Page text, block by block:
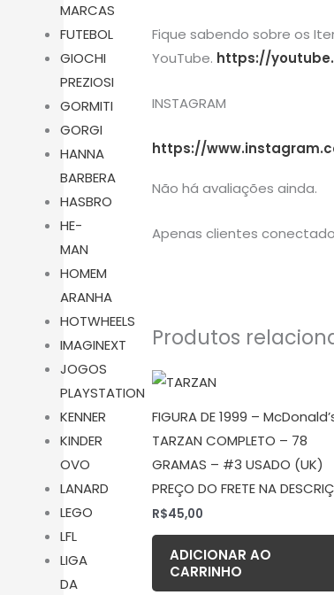
MARCAS
FUTEBOL
GIOCHI
PREZIOSI
GORMITI
GORGI
HANNA
BARBERA
HASBRO
HE-
MAN
HOMEM
ARANHA
HOTWHEELS
IMAGINEXT
JOGOS
PLAYSTATION
KENNER
KINDER
OVO
LANARD
LEGO
LFL
LIGA
DA
Fique sabendo sobre os
YouTube. https://
INSTAGRAM
https://
Não há avaliações ainda.
Apenas clientes
Produtos
FIGURA DE 1999 –
TARZAN COMPLETO – 78
GRAMAS – #3 USADO (UK)
PREÇO DO FRETE NA
R$45,00
ADICIONAR AO
CARRINHO